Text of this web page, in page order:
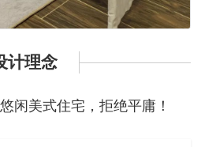
计理念
闲美式住宅，拒绝平庸！